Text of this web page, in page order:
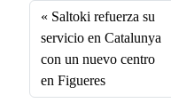
bo
ok
ed
In
Saltoki refuerza su
servicio en Catalunya
con un nuevo centro
en Figueres